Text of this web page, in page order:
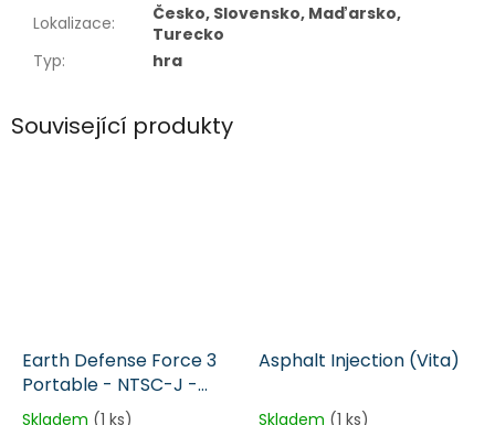
Lokalizace:
Česko, Slovensko, Maďarsko,
Turecko
Typ: hra
Související produkty
Earth Defense Force 3
Portable - NTSC-J -
japonsky (Vita)
Skladem (1 ks)
Asphalt Injection (Vita)
Skladem (1 ks)